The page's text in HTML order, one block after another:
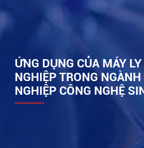
ỨNG DỤNG CỦA MÁY
NGHIỆP TRONG NGÀNH
NGHIỆP CÔNG NGHỆ